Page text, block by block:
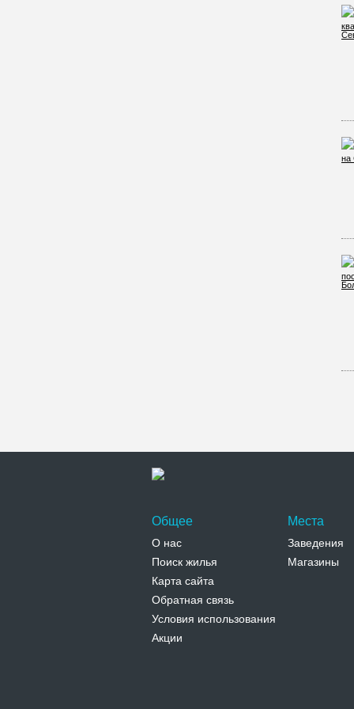
Общее
О нас
Поиск жилья
Карта сайта
Обратная связь
Условия использования
Акции
Места
Заведения
Магазины